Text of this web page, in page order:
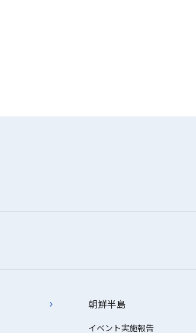
朝鮮半島
イベント実施報告